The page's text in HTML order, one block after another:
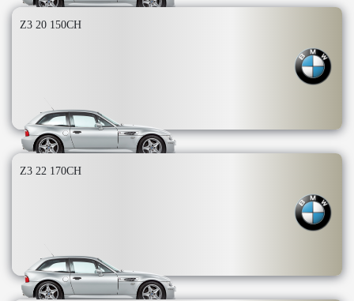
Z3 20 150CH
Z3 22 170CH